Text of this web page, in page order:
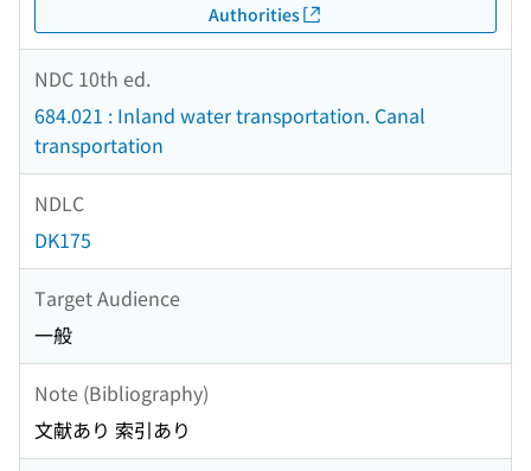
Authorities
NDC 10th ed.
684.021 : Inland water transportation. Canal
transportation
NDLC
DK175
Target Audience
一般
Note (Bibliography)
文献あり 索引あり